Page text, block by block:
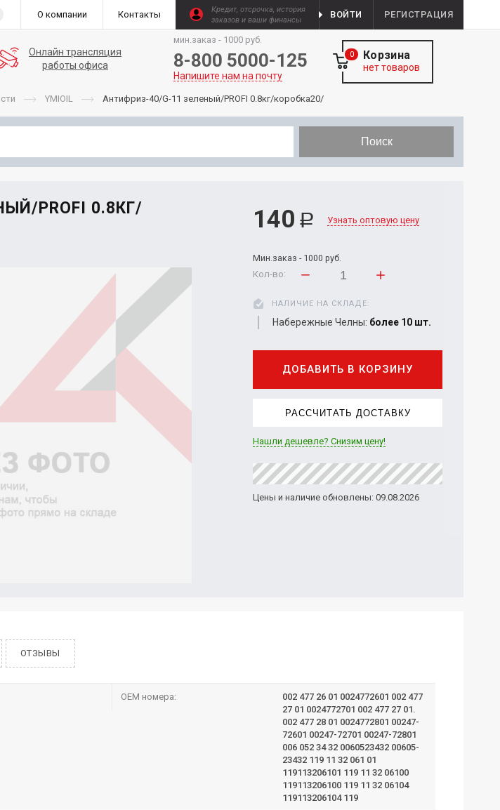
О компании Контакты
Кредит, отсрочка, история
заказов и ваши финансы
ВОЙТИ РЕГИСТРАЦИЯ
Онлайн трансляция
работы офиса
мин.заказ - 1000 руб.
8-800 5000-125
Напишите нам на почту
Корзина
0
нет товаров
YMIOIL Антифриз-40/G-11 зеленый/PROFI 0.8кг/коробка20/
Поиск
PROFI 0.8КГ/
140 Р Узнать оптовую цену
Мин.заказ - 1000 руб.
Кол-во:
НАЛИЧИЕ НА СКЛАДЕ:
Набережные Челны: более 10 шт.
ДОБАВИТЬ В КОРЗИНУ
РАССЧИТАТЬ ДОСТАВКУ
Нашли дешевле? Снизим цену!
Цены и наличие обновлены: 09.08.2026
ОТЗЫВЫ
OEM номера:
002 477 26 01 0024772601 002 477
27 01 0024772701 002 477 27 01.
002 477 28 01 0024772801 00247-
72601 00247-72701 00247-72801
006 052 34 32 0060523432 00605-
23432 119 11 32 061 01
119113206101 119 11 32 06100
119113206100 119 11 32 06104
119113206104 119